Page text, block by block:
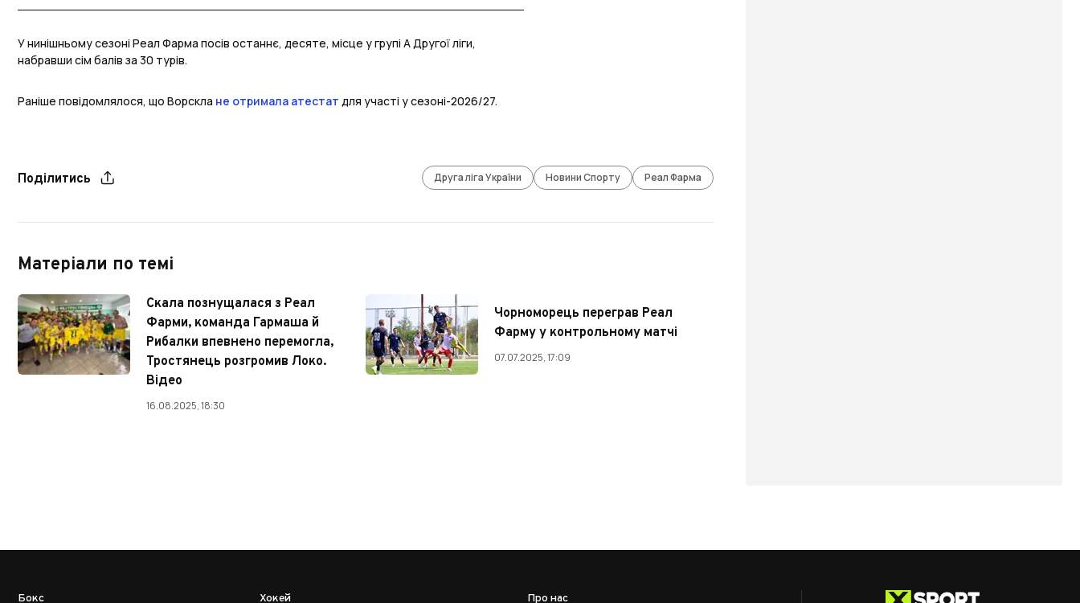
У нинішньому сезоні Реал Фарма посів останнє, десяте, місце у групі А Другої ліги,
набравши сім балів за 30 турів.
Раніше повідомлялося, що Ворскла не отримала атестат для участі у сезоні-2026/27.
Поділитись Друга ліга України Новини Спорту Реал Фарма
Матеріали по темі
Скала познущалася з Реал
Фарми, команда Гармаша й
Рибалки впевнено перемогла,
Тростянець розгромив Локо.
Відео
16.08.2025, 18:30
Чорноморець переграв Реал
Фарму у контрольному матчі
07.07.2025, 17:09
Бокс Хокей Про нас